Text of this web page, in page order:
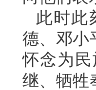
此时此
德、邓小
怀念为
继、牺牲